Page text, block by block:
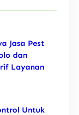
Jasa Pest
dan
Layanan
Untuk